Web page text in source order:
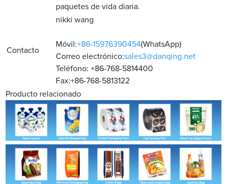
paquetes de vida diaria.
Contacto
nikki wang
Móvil:+86-15976390454(WhatsApp)
Correo electrónico:sales3@danqing.net
Teléfono: +86-768-5814400
Fax:+86-768-5813122
Producto relacionado